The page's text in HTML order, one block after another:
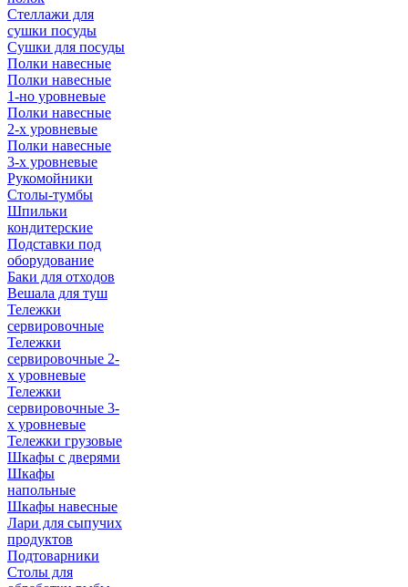
Стеллажи для
сушки посуды
Сушки для посуды
Полки навесные
Полки навесные
1-но уровневые
Полки навесные
2-х уровневые
Полки навесные
3-х уровневые
Рукомойники
Столы-тумбы
Шпильки
кондитерские
Подставки под
оборудование
Баки для отходов
Вешала для туш
Тележки
сервировочные
Тележки
сервировочные 2-
х уровневые
Тележки
сервировочные 3-
х уровневые
Тележки грузовые
Шкафы с дверями
Шкафы
напольные
Шкафы навесные
Лари для сыпучих
продуктов
Подтоварники
Столы для